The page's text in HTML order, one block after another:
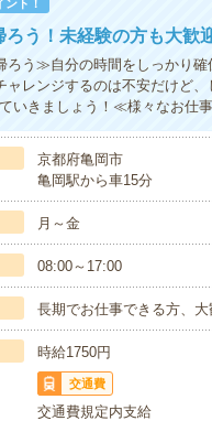
ント！
ろう！未経験の方も大歓
ろう≫自分の時間をしっかり
ャレンジするのは不安だけど
いきましょう！≪様々なお仕
京都府亀岡市
亀岡駅から車15分
月～金
08:00～17:00
長期でお仕事できる方、大
時給1750円
交通費
交通費規定内支給